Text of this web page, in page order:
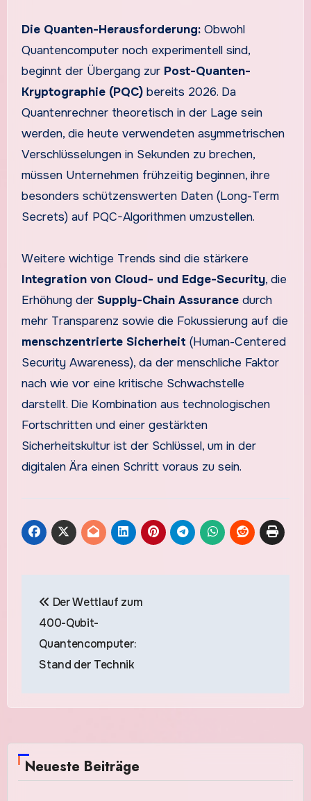
Die Quanten-Herausforderung:Obwohl
Quantencomputer noch experimentell sind,
beginnt der Übergang zur Post-Quanten-
Kryptographie (PQC)bereits 2026. Da
Quantenrechner theoretisch in der Lage sein
werden, die heute verwendeten asymmetrischen
Verschlüsselungen in Sekunden zu brechen,
müssen Unternehmen frühzeitig beginnen, ihre
besonders schützenswerten Daten (Long-Term
Secrets) auf PQC-Algorithmen umzustellen.
Weitere wichtige Trends sind die stärkere
Integration von Cloud- und Edge-Security, die
Erhöhung der Supply-Chain Assurancedurch
mehr Transparenz sowie die Fokussierung auf die
menschzentrierte Sicherheit (Human-Centered
Security Awareness), da der menschliche Faktor
nach wie vor eine kritische Schwachstelle
darstellt. Die Kombination aus technologischen
Fortschritten und einer gestärkten
Sicherheitskultur ist der Schlüssel, um in der
digitalen Ära einen Schritt voraus zu sein.
Der Wettlauf zum
400-Qubit-
Quantencomputer:
Stand der Technik
Neueste Beiträge